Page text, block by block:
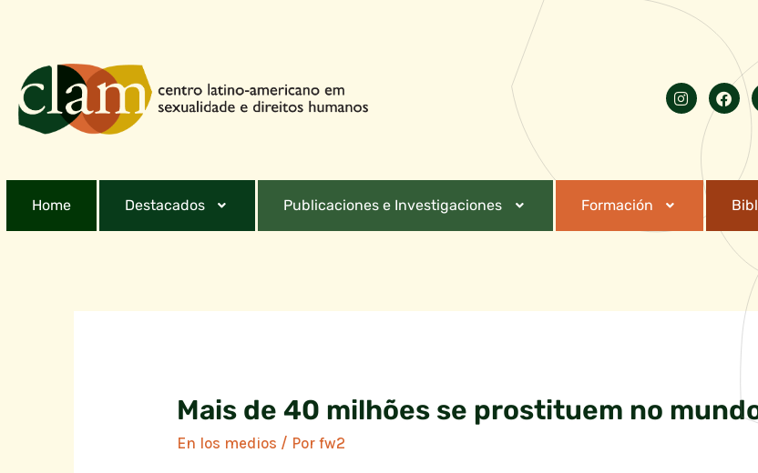
Home Destacados Publicaciones e Investigaciones Formación
Mais de 40 milhões se prostituem no
En los medios / Porfw2